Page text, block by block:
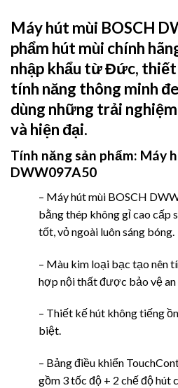
Máy hút mùi BOSCH
phẩm hút mùi chính
nhập khẩu từ Đức,
tính năng thông minh
dùng những trải
và hiện đại.
Tính năng sản phẩm: Máy
DWW097A50
– Máy hút mùi BOSCH
bằng thép không gỉ cao cấp
tốt, vỏ ngoài luôn sáng bóng.
– Màu kim loại bạc tạo nên
hợp nội thất được bảo vệ an
– Thiết kế hút không tiếng
biệt.
– Bảng điều khiển
gồm 3 tốc độ + 2 chế độ hút